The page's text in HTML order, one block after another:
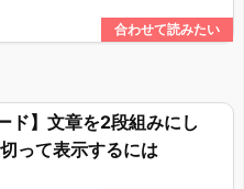
ド】文章を2段組みにし
って表示するには